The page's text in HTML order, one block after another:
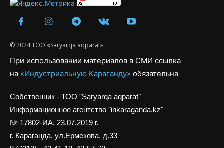
© 2024 ТОО «Saryarqa aqparat».
При использовании материалов в СМИ ссылка
на «Индустриальную Караганду» обязательна
Собственник - ТОО "Saryarqa aqparat"
Информационное агентство "inkaraganda.kz"
№ 17802-ИА, 23.07.2019 г.
г. Караганда, ул.Ермекова, д.33